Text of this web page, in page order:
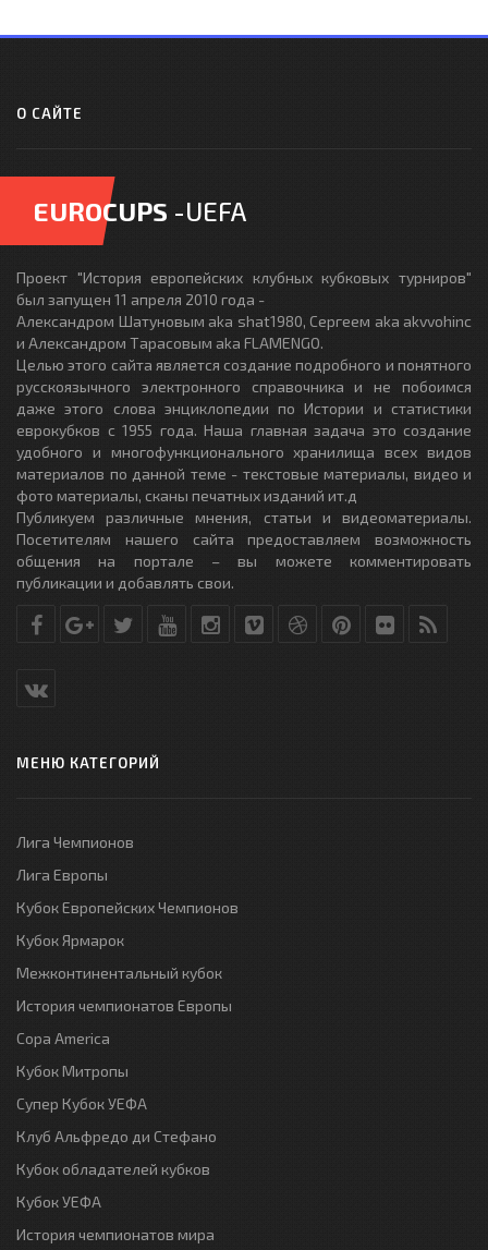
О САЙТЕ
EUROCUPS -UEFA
Проект "История европейских клубных кубковых турниров"
был запущен 11 апреля 2010 года -
Александром Шатуновым aka shat1980, Сергеем aka akvvohinc
и Александром Тарасовым aka FLAMENGO.
Целью этого сайта является создание подробного и понятного
русскоязычного электронного справочника и не побоимся
даже этого слова энциклопедии по Истории и статистики
еврокубков с 1955 года. Наша главная задача это создание
удобного и многофункционального хранилища всех видов
материалов по данной теме - текстовые материалы, видео и
фото материалы, сканы печатных изданий ит.д
Публикуем различные мнения, статьи и видеоматериалы.
Посетителям нашего сайта предоставляем возможность
общения на портале – вы можете комментировать
публикации и добавлять свои.
МЕНЮ КАТЕГОРИЙ
Лига Чемпионов
Лига Европы
Кубок Европейских Чемпионов
Кубок Ярмарок
Межконтинентальный кубок
История чемпионатов Европы
Copa America
Кубок Митропы
Супер Кубок УЕФА
Клуб Альфредо ди Стефано
Кубок обладателей кубков
Кубок УЕФА
История чемпионатов мира